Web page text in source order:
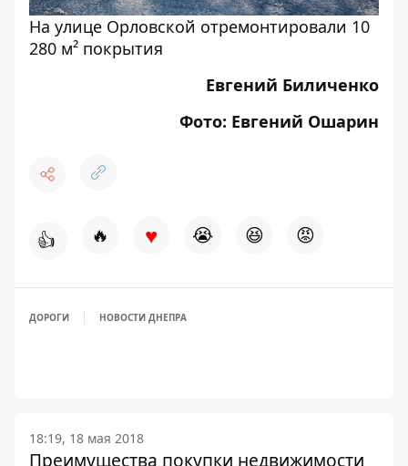
На улице Орловской отремонтировали 10
280 м² покрытия
Евгений Биличенко
Фото: Евгений Ошарин
👍 🔥 ♥ 😭 😆 😡
ДОРОГИ НОВОСТИ ДНЕПРА
18:19, 18 мая 2018
Преимущества покупки недвижимости